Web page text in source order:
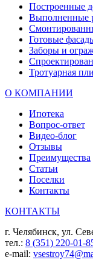
Построенные
Выполненные
Готовые
Заборы и
Тротуарная
О КОМПАНИИ
Ипотека
Вопрос-ответ
Видео-блог
Отзывы
Преимущества
Статьи
Поселки
Контакты
КОНТАКТЫ
г. Челябинск, ул.
тел.: 8 (351) 220-01-
e-mail: